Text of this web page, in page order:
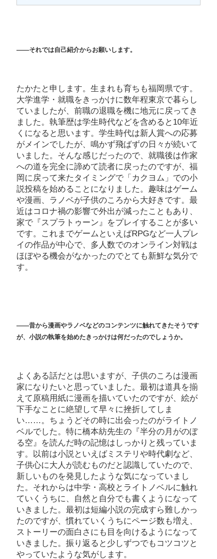
――それでは自己紹介からお願いします。
たかたと申します。生まれも育ちも福岡県です。
大学進学・就職をきっかけに数年程東京で暮らし
ていましたが、前職の退職を機に地元に戻ってき
ました。執筆歴は学生時代などを含めると10年近
くになると思います。学生時代は新人賞への応募
がメインでしたが、鳴かず飛ばずの日々が続いて
いました。そんな感じだったので、就職後は作家
への道を完全に諦めて読者に戻ったのですが、福
岡に戻って来たタイミングで「カクヨム」での小
説投稿を始めることになりました。趣味はゲーム
や漫画、ラノベが子供のころから大好きです。最
近はコロナ禍の影響で外出が減ったこともあり、
家で『スプラトゥーン』をプレイすることが多い
です。これまでゲームといえばRPGなど一人プレ
イの作品が中心で、多人数でのオンライン対戦は
ほぼやる機会がなかったのでとても新鮮な気分で
す。
――昔から漫画やラノベなどのコンテンツに触れてきたそうです
が、小説の執筆を始めたきっかけは何だったのでしょうか。
よくある話だとは思いますが、子供のころは漫画
家になりたいと思っていました。最初は道具を揃
えて原稿用紙に漫画を描いていたのですが、絵が
下手なことに絶望して早々に挫折してしま
い……。ちょうどその時に出会ったのがライトノ
ベルでした。特に橋本紡先生の『半分の月がのぼ
る空』を読んだ時の記憶はしっかりと残っていま
す。以前は小説といえばミステリや時代劇など、
子供心に大人が読むものだと認識していたので、
新しいものを発見したような気になっていまし
た。それからは中学・高校とライトノベルに触れ
ていくうちに、自然と自分でも書くようになって
いきました。最初は短編小説の完成すら難しかっ
たのですが、慣れていくうちにページ数も増え、
ストーリーの面白さにも目を向けるようになって
いきました。振り返ると少しずつでもコツコツと
やっていたような気がします。